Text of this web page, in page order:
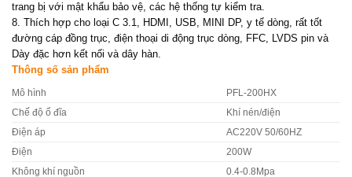
trang bị với mật khẩu bảo vệ, các hệ thống tự kiểm tra.
8. Thích hợp cho loại C 3.1, HDMI, USB, MINI DP, y tế dòng, rất tốt
đường cáp đồng trục, điện thoại di động trục dòng, FFC, LVDS pin và
Dày đặc hơn kết nối và dây hàn.
Thông số sản phẩm
Mô hình PFL-200HX
Chế độ ổ đĩa Khí nén/điện
Điện áp AC220V 50/60HZ
Điện 200W
Không khí nguồn 0.4-0.8Mpa